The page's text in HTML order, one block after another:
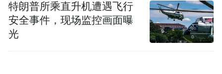
特朗普所乘直升机遭遇飞行
安全事件，现场监控画面曝
光